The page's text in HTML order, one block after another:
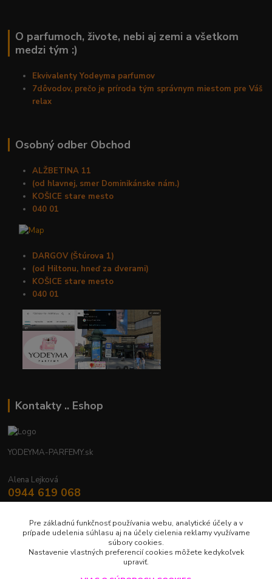
O parfumoch, živote, nebi aj zemi a všetkom
medzi tým :)
Ekvivalenty Yodeyma parfumov
7dôvodov, prečo je príroda tým správnym miestom pre Váš
relax
Osobný odber Obchod
ALŽBETINA 11
(od hlavnej, smer Dominikánske nám.)
KOŠICE stare mesto
040 01
DARGOV (Štúrova 1)
(od Hiltonu, hneď za dverami)
KOŠICE stare mesto
040 01
Kontakty .. Eshop
YODEYMA-PARFEMY.sk
Alena Lejková
0944 619 068
Nonstop
yodeyma.parfemy@gmail.com
Pre základnú funkčnosť používania webu, analytické účely a v
prípade udelenia súhlasu aj na účely cielenia reklamy využívame
súbory cookies.
Nastavenie vlastných preferencií cookies môžete kedykoľvek
upraviť.